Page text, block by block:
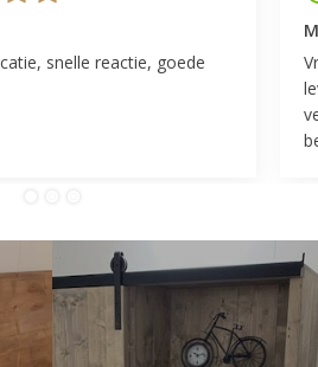
snelle reactie, goede